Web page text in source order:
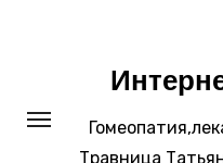
Травница